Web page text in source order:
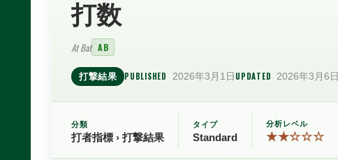
打数
At Bat AB
打撃結果 PUBLISHED 2026年3月1日 UPDATED 2026年3月6日
分類
打者指標 › 打撃結果
タイプ
Standard
分析レベル
★★☆☆☆